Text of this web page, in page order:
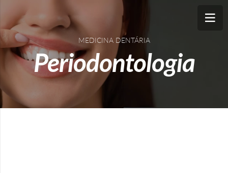
MEDICINA DENTÁRIA
Periodontologia